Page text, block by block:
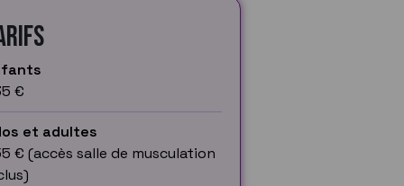
€
et adultes
€ (accès salle de musculation